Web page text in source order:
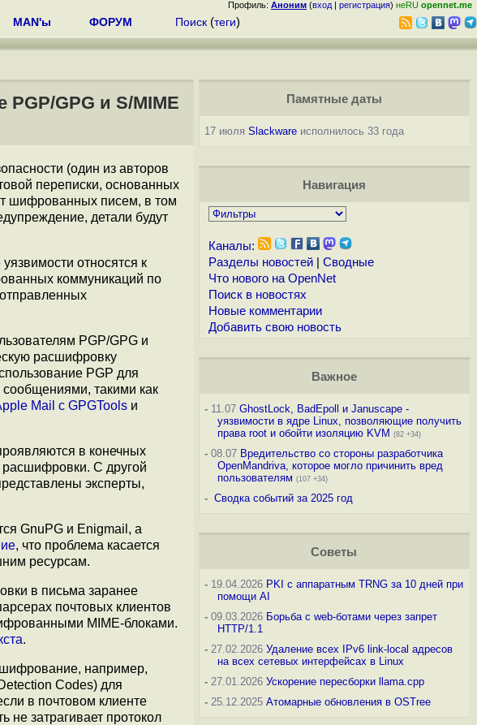
Профиль: Аноним (вход | регистрация) неRU opennet.me
MAN'ы ФОРУМ Поиск (теги)
GPG и S/MIME
(один из авторов
переписки, основанных
шифрованных писем, в том
детали будут
относятся к
коммуникаций по
PGP/GPG и
расшифровку
PGP для
такими как
Mail c GPGTools и
в конечных
расшифровки. С другой
эксперты,
GnuPG и Enigmail, а
, что проблема касается
ресурсам.
в письма заранее
почтовых клиентов
MIME-блоками.
.
шифрование, например,
Codes) для
в почтовом клиенте
не затрагивает протокол
Памятные даты
17 июля Slackwareисполнилось 33 года
Навигация
Каналы:
Разделы новостей| Сводные
Что нового на OpenNet
Поиск в новостях
Новые комментарии
Добавить свою новость
Важное
-11.07 GhostLock, BadEpoll и Januscape -
уязвимости в ядре Linux, позволяющие получить
права root и обойти изоляцию KVM (82 +34)
-08.07 Вредительство со стороны разработчика
OpenMandriva, которое могло причинить вред
пользователям (107 +34)
- Сводка событий за 2025 год
Советы
-19.04.2026 PKI с аппаратным TRNG за 10 дней при
помощи AI
-09.03.2026 Борьба с web-ботами через запрет
HTTP/1.1
-27.02.2026 Удаление всех IPv6 link-local адресов
на всех сетевых интерфейсах в Linux
-27.01.2026 Ускорение пересборки llama.cpp
-25.12.2025 Атомарные обновления в OSTree